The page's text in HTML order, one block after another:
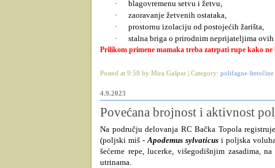
·
blagovremenu setvu i žetvu,
·
zaoravanje žetvenih ostataka,
·
prostornu izolaciju od postojećih žarišta,
·
stalna briga o prirodnim neprijateljima ovih
Prilikom primene mamaka treba zatrpati rupe kako
Posted at 9:58 by Mira Gašpar | Category: polifagne štetočine
4.9.2023
Povećana brojnost i aktivnost
Na području delovanja RC Bačka Topola
(poljski miš -Apodemus sylvaticus i poljska
šećerne repe, lucerke, višegodišnjim zasadima,
utrinama.